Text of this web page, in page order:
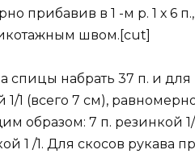
прибавив в 1 -м р. 1 х 6
швом.[cut]
спицы набрать 37 п. и
1/1 (всего 7 см),
образом: 7 п. резинкой 1/
1 /1. Для скосов рукава